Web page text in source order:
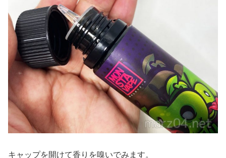
キャップを開けて香りを嗅いでみます。